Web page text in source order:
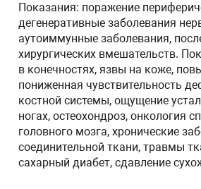
Показания: поражение
дегенеративные заболевания
аутоиммунные заболевания,
хирургических вмешательств.
в конечностях, язвы на коже,
пониженная чувствительность
костной системы, ощущение
ногах, остеохондроз, онкология
головного мозга, хронические
соединительной ткани, травмы
сахарный диабет, сдавление